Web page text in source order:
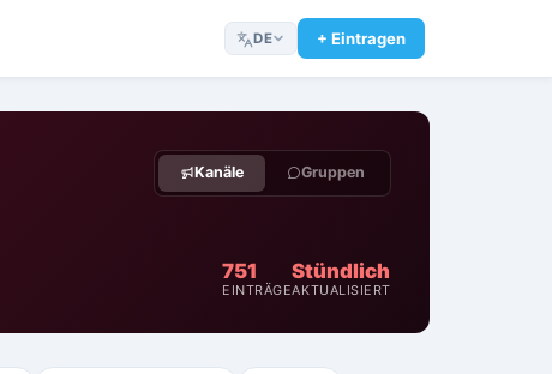
DE + Eintragen
Kanäle Gruppen
751
EINTRÄGE
Stündlich
AKTUALISIERT